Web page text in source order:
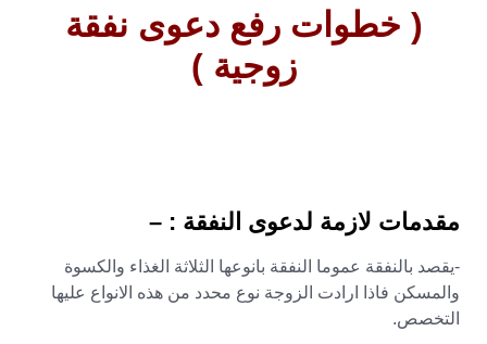
( خطوات رفع دعوى نفقة
زوجية )
مقدمات لازمة لدعوى النفقة : –
-يقصد بالنفقة عموما النفقة بانوعها الثلاثة الغذاء والكسوة
والمسكن فاذا ارادت الزوجة نوع محدد من هذه الانواع عليها
التخصص.